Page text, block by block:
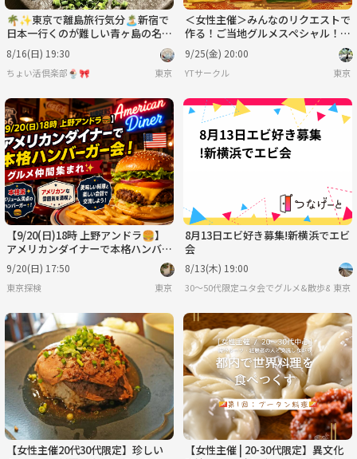
🌴✨東京で離島旅行気分🏝️新宿で
日本一行くのが難しい青ヶ島の名物
が食べれる！？絶品グルメを堪能し
よう✨🌴
8/16(日) 19:30
ちょい活倶楽部🍨🎀 東京
＜女性主催＞みんなのリクエストで
作る！ご当地グルメスペシャル！
【1人参加･初参加OK✨】
9/25(金) 20:00
YTサークル 東京
【9/20(日)18時 上野アンドラ🍔】
アメリカンダイナーで本格ハンバー
ガー会！グルメ仲間集まれ✨
9/20(日) 17:50
東京探検 東京
8月13日エビ好き募集!新横浜でエビ
会
8/13(木) 19:00
30〜50代限定ユタ会でグルメ&散歩&旅行
東京
【女性主催20代30代限定】珍しい
【女性主催 | 20-30代限定】異文化